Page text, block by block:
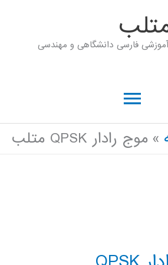
فارسی دانشگاهی و مهندسی
فهرست
اصلی
موج رادار QPSK متلب